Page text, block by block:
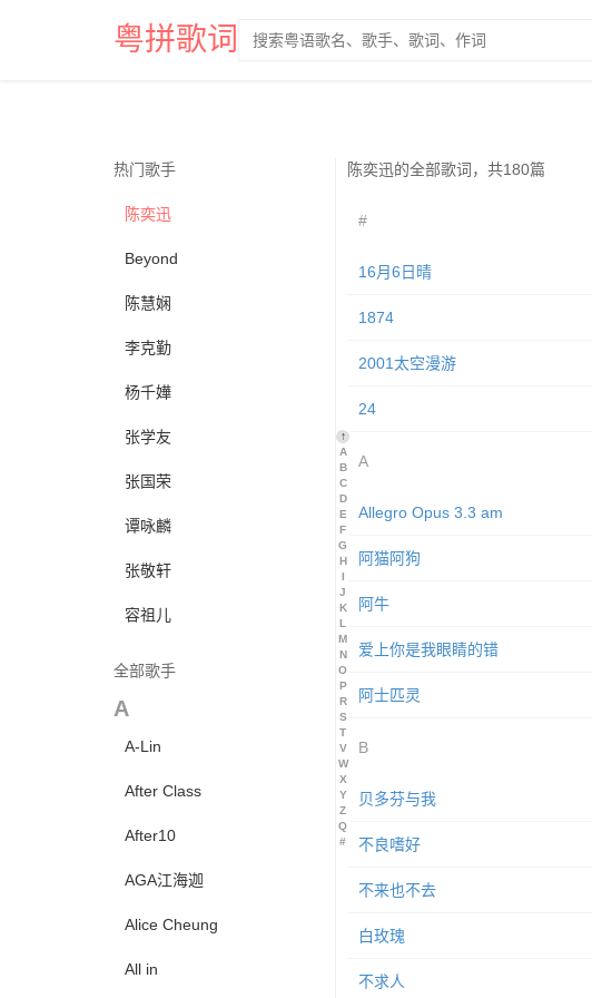
粤拼歌词
热门歌手
陈奕迅
Beyond
陈慧娴
李克勤
杨千嬅
张学友
张国荣
谭咏麟
张敬轩
容祖儿
全部歌手
A
A-Lin
After Class
After10
AGA江海迦
Alice Cheung
All in
↑
A
B
C
D
E
F
G
H
I
J
K
L
M
N
O
P
R
S
T
V
W
X
Y
Z
Q
#
陈奕迅的全部歌词，共180篇
#
16月6日晴
1874
2001太空漫游
24
A
Allegro Opus 3.3 am
阿猫阿狗
阿牛
爱上你是我眼睛的错
阿士匹灵
B
贝多芬与我
不良嗜好
不来也不去
白玫瑰
不求人